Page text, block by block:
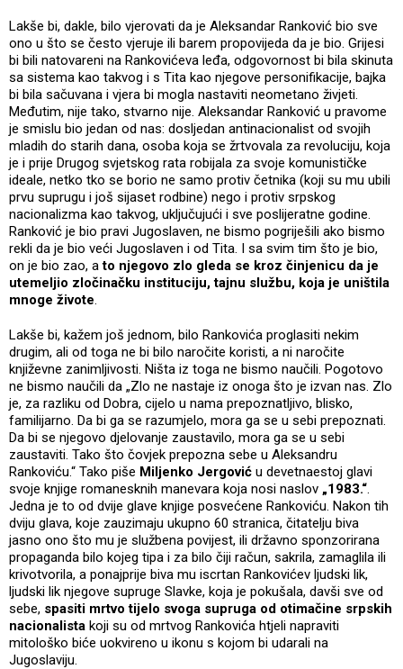
Lakše bi, dakle, bilo vjerovati da je Aleksandar Ranković bio sve
ono u što se često vjeruje ili barem propovijeda da je bio. Grijesi
bi bili natovareni na Rankovićeva leđa, odgovornost bi bila skinuta
sa sistema kao takvog i s Tita kao njegove personifikacije, bajka
bi bila sačuvana i vjera bi mogla nastaviti neometano živjeti.
Međutim, nije tako, stvarno nije. Aleksandar Ranković u pravome
je smislu bio jedan od nas: dosljedan antinacionalist od svojih
mladih do starih dana, osoba koja se žrtvovala za revoluciju, koja
je i prije Drugog svjetskog rata robijala za svoje komunističke
ideale, netko tko se borio ne samo protiv četnika (koji su mu ubili
prvu suprugu i još sijaset rodbine) nego i protiv srpskog
nacionalizma kao takvog, uključujući i sve poslijeratne godine.
Ranković je bio pravi Jugoslaven, ne bismo pogriješili ako bismo
rekli da je bio veći Jugoslaven i od Tita. I sa svim tim što je bio,
on je bio zao, ato njegovo zlo gleda se kroz činjenicu da je
utemeljio zločinačku instituciju, tajnu službu, koja je uništila
mnoge živote.
Lakše bi, kažem još jednom, bilo Rankovića proglasiti nekim
drugim, ali od toga ne bi bilo naročite koristi, a ni naročite
književne zanimljivosti. Ništa iz toga ne bismo naučili. Pogotovo
ne bismo naučili da „Zlo ne nastaje iz onoga što je izvan nas. Zlo
je, za razliku od Dobra, cijelo u nama prepoznatljivo, blisko,
familijarno. Da bi ga se razumjelo, mora ga se u sebi prepoznati.
Da bi se njegovo djelovanje zaustavilo, mora ga se u sebi
zaustaviti. Tako što čovjek prepozna sebe u Aleksandru
Rankoviću.“ Tako piše Miljenko Jergović u devetnaestoj glavi
svoje knjige romanesknih manevara koja nosi naslov „1983.“.
Jedna je to od dvije glave knjige posvećene Rankoviću. Nakon tih
dviju glava, koje zauzimaju ukupno 60 stranica, čitatelju biva
jasno ono što mu je službena povijest, ili državno sponzorirana
propaganda bilo kojeg tipa i za bilo čiji račun, sakrila, zamaglila ili
krivotvorila, a ponajprije biva mu iscrtan Rankovićev ljudski lik,
ljudski lik njegove supruge Slavke, koja je pokušala, davši sve od
sebe, spasiti mrtvo tijelo svoga supruga od otimačine srpskih
nacionalista koji su od mrtvog Rankovića htjeli napraviti
mitološko biće uokvireno u ikonu s kojom bi udarali na
Jugoslaviju.